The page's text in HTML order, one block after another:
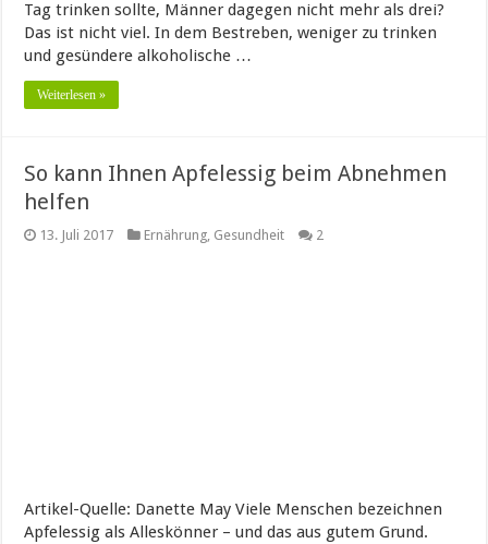
Tag trinken sollte, Männer dagegen nicht mehr als drei?
Das ist nicht viel. In dem Bestreben, weniger zu trinken
und gesündere alkoholische …
Weiterlesen »
So kann Ihnen Apfelessig beim Abnehmen
helfen
13. Juli 2017 Ernährung Gesundheit 2
Artikel-Quelle: Danette May Viele Menschen bezeichnen
Apfelessig als Alleskönner – und das aus gutem Grund.